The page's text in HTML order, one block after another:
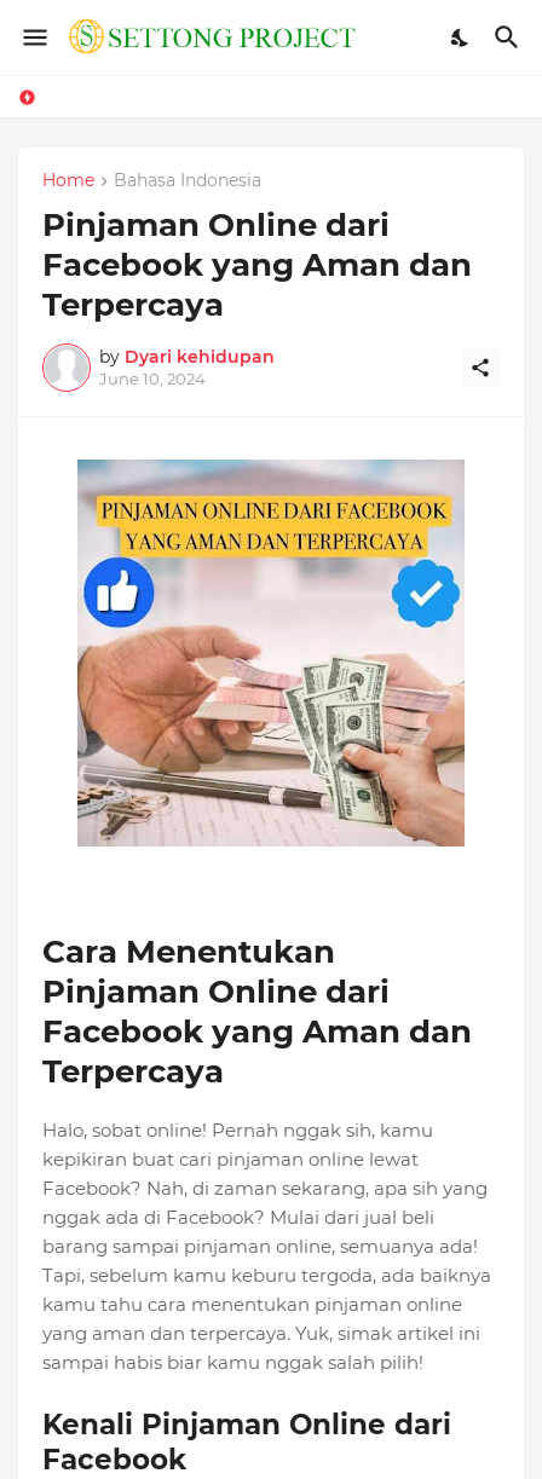
Home Bahasa Indonesia
Pinjaman Online dari
Facebook yang Aman dan
Terpercaya
by Dyari kehidupan
June 10, 2024
Cara Menentukan
Pinjaman Online dari
Facebook yang Aman dan
Terpercaya
Halo, sobat online! Pernah nggak sih, kamu
kepikiran buat cari pinjaman online lewat
Facebook? Nah, di zaman sekarang, apa sih yang
nggak ada di Facebook? Mulai dari jual beli
barang sampai pinjaman online, semuanya ada!
Tapi, sebelum kamu keburu tergoda, ada baiknya
kamu tahu cara menentukan pinjaman online
yang aman dan terpercaya. Yuk, simak artikel ini
sampai habis biar kamu nggak salah pilih!
Kenali Pinjaman Online dari
Facebook